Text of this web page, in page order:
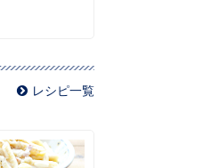
レシピ一覧